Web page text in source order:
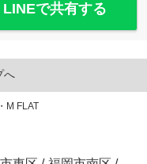
LINEで共有する
へ
M FLAT